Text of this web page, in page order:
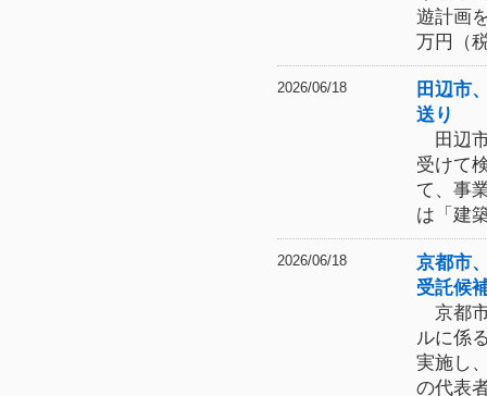
遊計画
万円（
2026/06/18
田辺市
送り
田辺
受けて
て、事
は「建
2026/06/18
京都市
受託候
京都
ルに係
実施し
の代表